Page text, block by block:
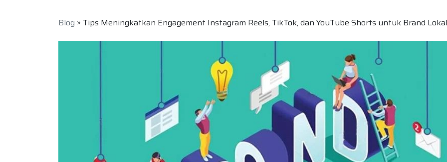
Blog » Tips Meningkatkan Engagement Instagram Reels, TikTok, dan YouTube Shorts untuk Brand Lokal